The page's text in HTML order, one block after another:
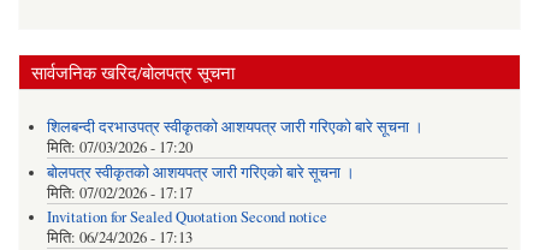
सार्वजनिक खरिद/बोलपत्र सूचना
शिलबन्दी दरभाउपत्र स्वीकृतको आशयपत्र जारी गरिएको बारे सूचना ।
मिति: 07/03/2026 - 17:20
बोलपत्र स्वीकृतको आशयपत्र जारी गरिएको बारे सूचना ।
मिति: 07/02/2026 - 17:17
Invitation for Sealed Quotation Second notice
मिति: 06/24/2026 - 17:13